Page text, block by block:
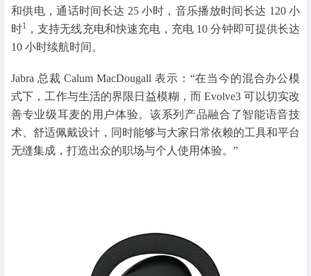
和供电，通话时间长达 25 小时，音乐播放时间长达 120 小
时1 ，支持无线充电和快速充电，充电 10 分钟即可提供长达
10 小时续航时间。
Jabra 总裁 Calum MacDougall 表示：“在当今的混合办公模
式下，工作与生活的界限日益模糊，而 Evolve3 可以切实改
善专业级耳麦的用户体验。该系列产品融合了智能语音技
术、舒适佩戴设计，同时能够与大家日常依赖的工具和平台
无缝集成，打造出众的职场与个人使用体验。”